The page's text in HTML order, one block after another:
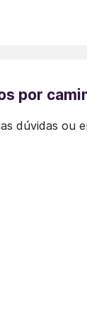
por
dúvidas ou